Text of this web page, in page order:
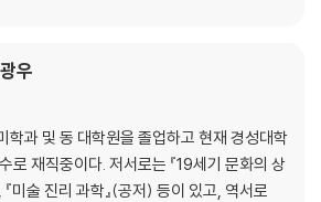
았고, 미국철학회장과 미국미학회장을 역임
술이란 무엇인가’
우
학과 및 동 대학원을 졸업하고 현재 경성대학
로 재직중이다. 저서로는 『19세기 문화의 상
미술 진리 과학』(공저) 등이 있고, 역서로